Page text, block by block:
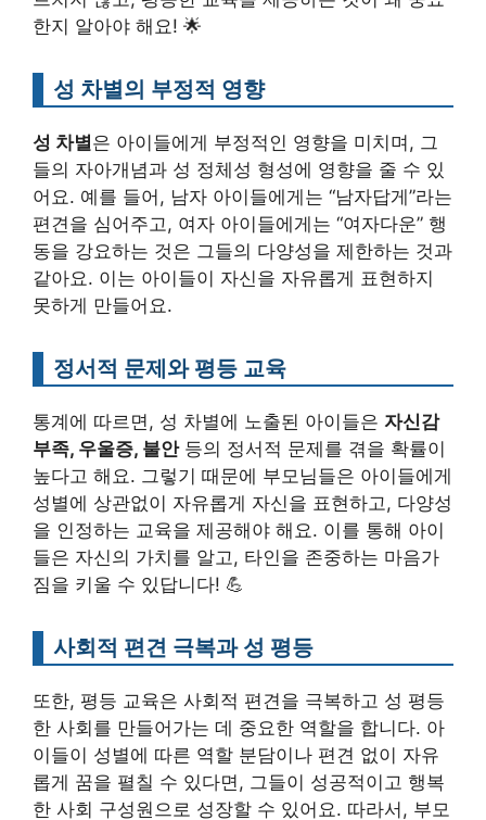
한지 알아야 해요! 🌟
성 차별의 부정적 영향
성 차별은 아이들에게 부정적인 영향을 미치며, 그
들의 자아개념과 성 정체성 형성에 영향을 줄 수 있
어요. 예를 들어, 남자 아이들에게는 “남자답게”라는
편견을 심어주고, 여자 아이들에게는 “여자다운” 행
동을 강요하는 것은 그들의 다양성을 제한하는 것과
같아요. 이는 아이들이 자신을 자유롭게 표현하지
못하게 만들어요.
정서적 문제와 평등 교육
통계에 따르면, 성 차별에 노출된 아이들은 자신감
부족, 우울증, 불안등의 정서적 문제를 겪을 확률이
높다고 해요. 그렇기 때문에 부모님들은 아이들에게
성별에 상관없이 자유롭게 자신을 표현하고, 다양성
을 인정하는 교육을 제공해야 해요. 이를 통해 아이
들은 자신의 가치를 알고, 타인을 존중하는 마음가
짐을 키울 수 있답니다! 💪
사회적 편견 극복과 성 평등
또한, 평등 교육은 사회적 편견을 극복하고 성 평등
한 사회를 만들어가는 데 중요한 역할을 합니다. 아
이들이 성별에 따른 역할 분담이나 편견 없이 자유
롭게 꿈을 펼칠 수 있다면, 그들이 성공적이고 행복
한 사회 구성원으로 성장할 수 있어요. 따라서, 부모